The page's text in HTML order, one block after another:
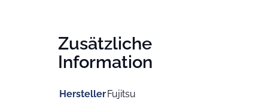
Zusätzliche
Information
HerstellerFujitsu